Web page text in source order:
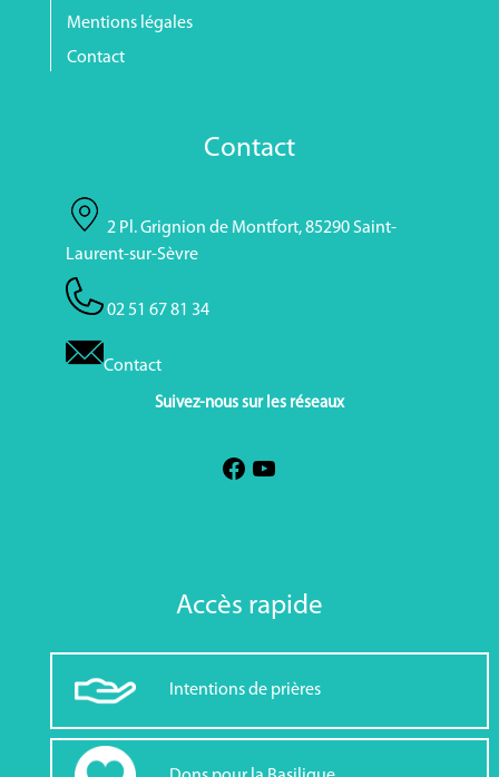
Mentions légales
Contact
Contact
2 Pl. Grignion de Montfort, 85290 Saint-
Laurent-sur-Sèvre
02 51 67 81 34
Contact
Suivez-nous sur les réseaux
Accès rapide
Intentions de prières